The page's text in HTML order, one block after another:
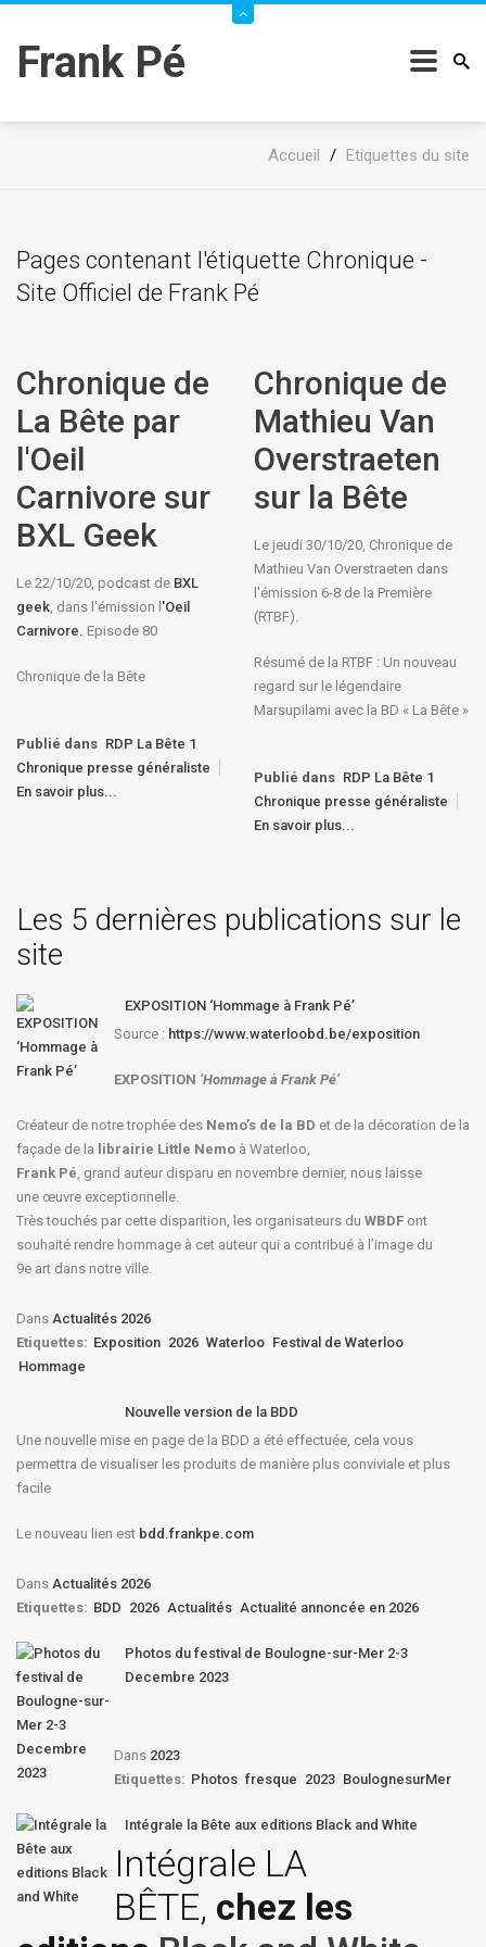
Frank Pé
Accueil / Etiquettes du site
Pages contenant l'étiquette Chronique -
Site Officiel de Frank Pé
Chronique de
La Bête par
l'Oeil
Carnivore sur
BXL Geek
Le 22/10/20, podcast de BXL
geek, dans l'émission l 'Oeil
Carnivore. Episode 80
Chronique de la Bête
Publié dans RDP La Bête 1
Chronique presse généraliste
En savoir plus...
Chronique de
Mathieu Van
Overstraeten
sur la Bête
Le jeudi 30/10/20, Chronique de
Mathieu Van Overstraeten dans
l'émission 6-8 de la Première
(RTBF).
Résumé de la RTBF : Un nouveau
regard sur le légendaire
Marsupilami avec la BD « La Bête »
Publié dans RDP La Bête 1
Chronique presse généraliste
En savoir plus...
Les 5 dernières publications sur le
site
EXPOSITION ‘Hommage à Frank Pé’
Source : https://www.waterloobd.be/exposition
EXPOSITION ‘Hommage à Frank Pé’
Créateur de notre trophée des Nemo’s de la BD et de la décoration de la
façade de la librairie Little Nemo à Waterloo,
Frank Pé, grand auteur disparu en novembre dernier, nous laisse
une œuvre exceptionnelle.
Très touchés par cette disparition, les organisateurs du WBDF ont
souhaité rendre hommage à cet auteur qui a contribué à l’image du
9e art dans notre ville.
Dans Actualités 2026
Etiquettes: Exposition 2026 Waterloo Festival de Waterloo
Hommage
Nouvelle version de la BDD
Une nouvelle mise en page de la BDD a été effectuée, cela vous
permettra de visualiser les produits de manière plus conviviale et plus
facile
Le nouveau lien est bdd.frankpe.com
Dans Actualités 2026
Etiquettes: BDD 2026 Actualités Actualité annoncée en 2026
Photos du festival de Boulogne-sur-Mer 2-3
Decembre 2023
Dans 2023
Etiquettes: Photos fresque 2023 BoulognesurMer
Intégrale la Bête aux editions Black and White
Intégrale LA
BÊTE, chez les